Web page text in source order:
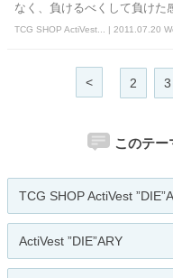
なく、負けるべくして負けた
TCG SHOP ActiVest... | 2011.07.20
< 2 3
このテー
TCG SHOP ActiVest
ActiVest ”DIE”ARY